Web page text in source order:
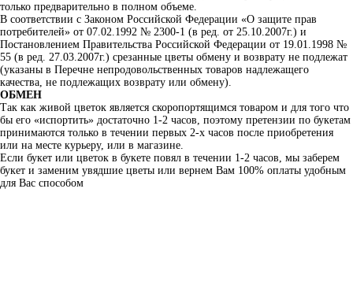
только предварительно в полном объеме.
В соответствии с Законом Российской Федерации «О защите прав
потребителей» от 07.02.1992 № 2300-1 (в ред. от 25.10.2007г.) и
Постановлением Правительства Российской Федерации от 19.01.1998 №
55 (в ред. 27.03.2007г.) срезанные цветы обмену и возврату не подлежат
(указаны в Перечне непродовольственных товаров надлежащего
качества, не подлежащих возврату или обмену).
ОБМЕН
Так как живой цветок является скоропортящимся товаром и для того что
бы его «испортить» достаточно 1-2 часов, поэтому претензии по букетам
принимаются только в течении первых 2-х часов после приобретения
или на месте курьеру, или в магазине.
Если букет или цветок в букете повял в течении 1-2 часов, мы заберем
букет и заменим увядшие цветы или вернем Вам 100% оплаты удобным
для Вас способом